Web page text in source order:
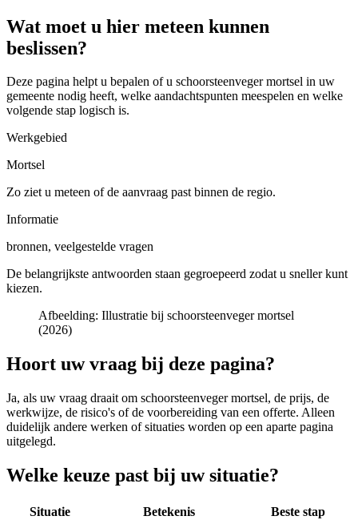
Wat moet u hier meteen kunnen
beslissen?
Deze pagina helpt u bepalen of u schoorsteenveger mortsel in uw
gemeente nodig heeft, welke aandachtspunten meespelen en welke
volgende stap logisch is.
Werkgebied
Mortsel
Zo ziet u meteen of de aanvraag past binnen de regio.
Informatie
bronnen, veelgestelde vragen
De belangrijkste antwoorden staan gegroepeerd zodat u sneller kunt
kiezen.
Afbeelding: Illustratie bij schoorsteenveger mortsel
(2026)
Hoort uw vraag bij deze pagina?
Ja, als uw vraag draait om schoorsteenveger mortsel, de prijs, de
werkwijze, de risico's of de voorbereiding van een offerte. Alleen
duidelijk andere werken of situaties worden op een aparte pagina
uitgelegd.
Welke keuze past bij uw situatie?
Situatie Betekenis
Beste stap